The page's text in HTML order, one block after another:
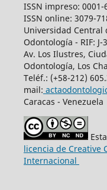
ISSN impreso: 0001-
ISSN online: 3079-
Universidad Central
Odontología - RIF: J-
Av. Los Ilustres,
Odontología, Los
Teléf.: (+58-212)
mail:
Caracas - Venezuela
licencia de Creative
Internacional